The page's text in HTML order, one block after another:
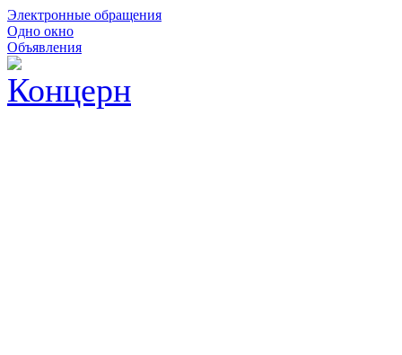
Электронные обращения
Одно окно
Объявления